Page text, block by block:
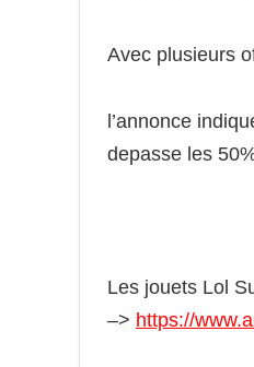
Avec plusieurs
l’annonce
depasse les
Les jouets Lol
–> https://